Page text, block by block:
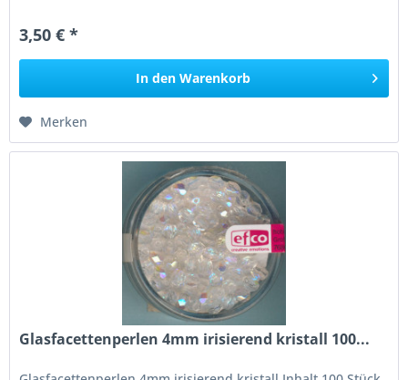
3,50 € *
In den Warenkorb
Merken
Glasfacettenperlen 4mm irisierend kristall 100...